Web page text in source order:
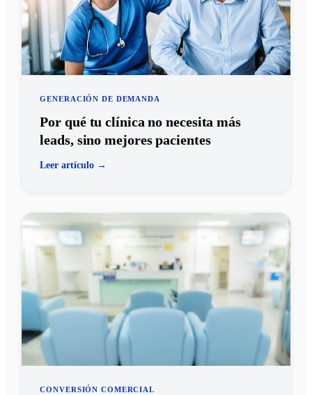
GENERACIÓN DE DEMANDA
Por qué tu clínica no necesita más
leads, sino mejores pacientes
Leer artículo →
CONVERSIÓN COMERCIAL